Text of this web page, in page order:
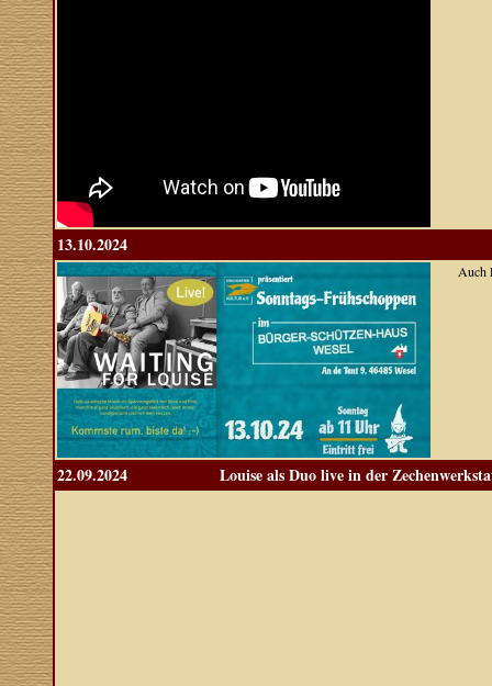
13.10.2024
Auch
22.09.2024 Louise als Duo live in der